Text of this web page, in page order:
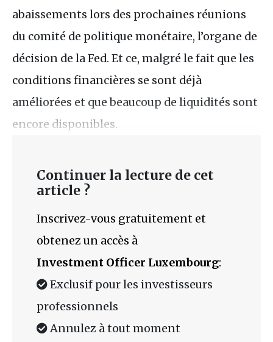
abaissements lors des prochaines réunions
du comité de politique monétaire, l’organe de
décision de la Fed. Et ce, malgré le fait que les
conditions financières se sont déjà
améliorées et que beaucoup de liquidités sont
encore disponibles.
Continuer la lecture de cet
article ?
Inscrivez-vous gratuitement et
obtenez un accès à
Investment Officer Luxembourg:
Exclusif pour les investisseurs
professionnels
Annulez à tout moment